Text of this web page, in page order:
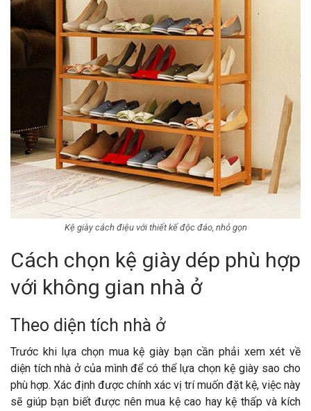
Kệ giày cách điệu với thiết kế độc đáo, nhỏ gọn
Cách chọn kệ giày dép phù hợp
với không gian nhà ở
Theo diện tích nhà ở
Trước khi lựa chọn mua kệ giày bạn cần phải xem xét về
diện tích nhà ở của mình để có thể lựa chọn kệ giày sao cho
phù hợp. Xác định được chính xác vị trí muốn đặt kệ, việc này
sẽ giúp bạn biết được nên mua kệ cao hay kệ thấp và kích